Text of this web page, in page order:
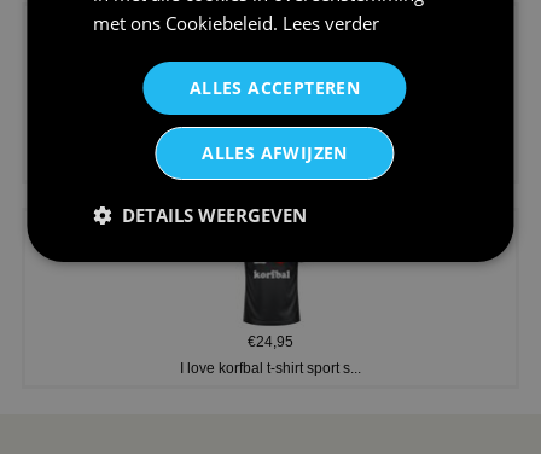
V-hals shirt rood wit blauw st...
€24,95
I love korfbal t-shirt sport s...
met ons Cookiebeleid. Lees verder
ALLES ACCEPTEREN
ALLES AFWIJZEN
DETAILS WEERGEVEN